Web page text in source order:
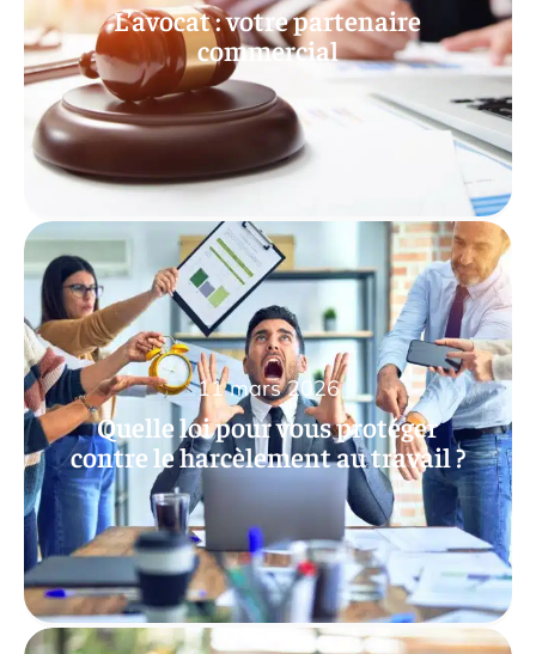
L’avocat : votre partenaire
commercial
Quelle loi pour vous protéger
contre le harcèlement au travail ?
11 mars 2026